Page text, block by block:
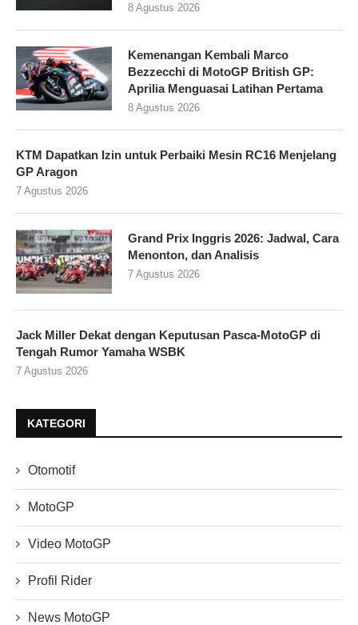
8 Agustus 2026
Kemenangan Kembali Marco
Bezzecchi di MotoGP British GP:
Aprilia Menguasai Latihan Pertama
8 Agustus 2026
KTM Dapatkan Izin untuk Perbaiki Mesin RC16 Menjelang
GP Aragon
7 Agustus 2026
Grand Prix Inggris 2026: Jadwal, Cara
Menonton, dan Analisis
7 Agustus 2026
Jack Miller Dekat dengan Keputusan Pasca-MotoGP di
Tengah Rumor Yamaha WSBK
7 Agustus 2026
KATEGORI
Otomotif
MotoGP
Video MotoGP
Profil Rider
News MotoGP